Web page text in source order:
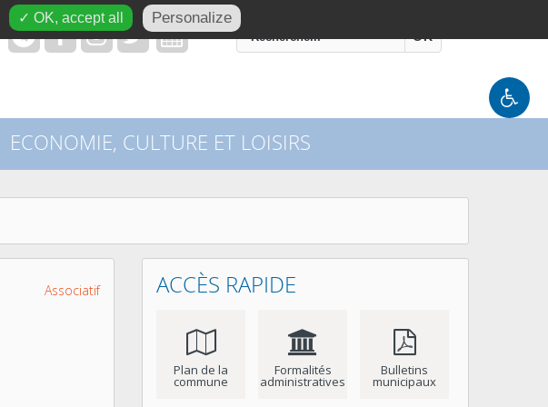
OK
ECONOMIE, CULTURE ET LOISIRS
Associatif ACCÈS RAPIDE
Plan de la
commune
Formalités
administratives
Bulletins
municipaux
✓ OK, accept all Personalize